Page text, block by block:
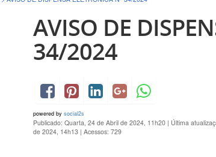
AVISO DE
34/2024
powered by social2s
Publicado: Quarta, 24 de Abril de 2024, 11h20 | Última
de 2024, 14h13 | Acessos: 729